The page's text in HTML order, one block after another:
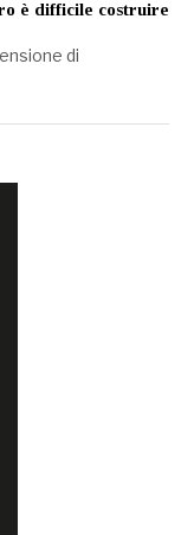
è difficile costruire
di